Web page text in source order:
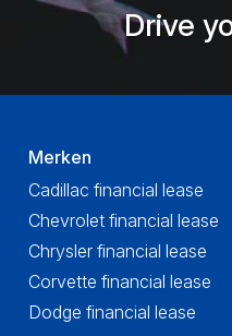
Drive
Merken
Cadillac financial lease
Chevrolet financial lease
Chrysler financial lease
Corvette financial lease
Dodge financial lease